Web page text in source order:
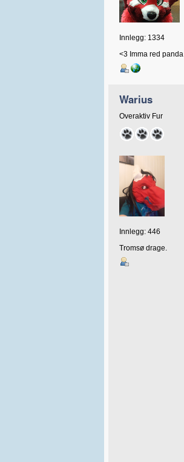
Innlegg: 1334
<3 Imma red panda
Warius
Overaktiv Fur
Innlegg: 446
Tromsø drage.